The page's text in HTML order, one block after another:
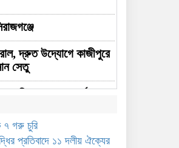
দ্রুত উদ্যোগে কাজীপুরে
সেতু
৯৬ ব্যাচের বর্ণাঢ্য
কটূক্তির প্রতিবাদে
৭ গরু চুরি
প্রতিবাদে ১১ দলীয় ঐক্যের